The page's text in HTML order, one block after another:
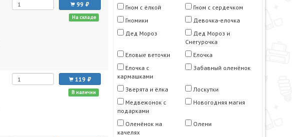
Гном с ёлкой
Гном с сердечком
Гномики
Девочка-елочка
Дед Мороз
Дед Мороз и
Снегурочка
Еловые веточки
Елочка
Елочка с
кармашками
Забавный оленёнок
Зверята и ёлка
Лоскутки
Медвежонок с
подарками
Новогодняя магия
Оленёнок на
качелях
Олени
99
На складе
119
В наличии